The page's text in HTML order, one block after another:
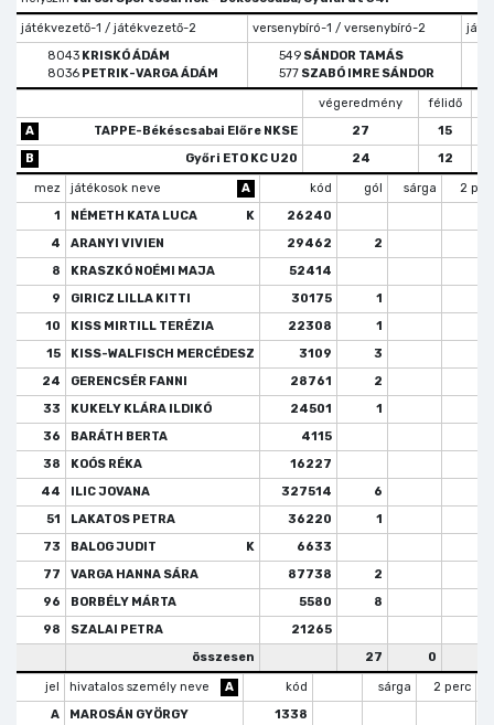
játékvezető-1 / játékvezető-2 versenybíró-1 / versenybíró-2
8043 KRISKÓ ÁDÁM
8036 PETRIK-VARGA ÁDÁM
549 SÁNDOR TAMÁS
577 SZABÓ IMRE SÁNDOR
végeredmény félidő
A
TAPPE-Békéscsabai Előre NKSE 27
15
B
Győri ETO KC U20 24 12
mez játékosok neve A kód gól sárga
2
1
NÉMETH KATA LUCA K
26240
4
ARANYI VIVIEN 29462
2
8
KRASZKÓ NOÉMI MAJA
52414
9
GIRICZ LILLA KITTI 30175
1
10
KISS MIRTILL TERÉZIA 22308
1
15
KISS-WALFISCH MERCÉDESZ 3109 3
24
GERENCSÉR FANNI 28761 2
33
KUKELY KLÁRA ILDIKÓ 24501
1
36
BARÁTH BERTA
4115
38
KOÓS RÉKA
16227
44
ILIC JOVANA 327514 6
51
LAKATOS PETRA 36220
1
73
BALOG JUDIT K
6633
77
VARGA HANNA SÁRA 87738
2
96
BORBÉLY MÁRTA 5580 8
98
SZALAI PETRA
21265
összesen
27 0
jel hivatalos személy neve A kód sárga 2 perc
A
MAROSÁN GYÖRGY
1338